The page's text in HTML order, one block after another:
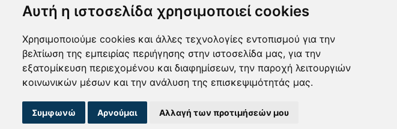
Αυτή η ιστοσελίδα χρησιμοποιεί cookies
Χρησιμοποιούμε cookies και άλλες τεχνολογίες εντοπισμού για την
βελτίωση της εμπειρίας περιήγησης στην ιστοσελίδα μας, για την
εξατομίκευση περιεχομένου και διαφημίσεων, την παροχή λειτουργιών
κοινωνικών μέσων και την ανάλυση της επισκεψιμότητάς μας.
Συμφωνώ Αρνούμαι Αλλαγή των προτιμήσεών μου